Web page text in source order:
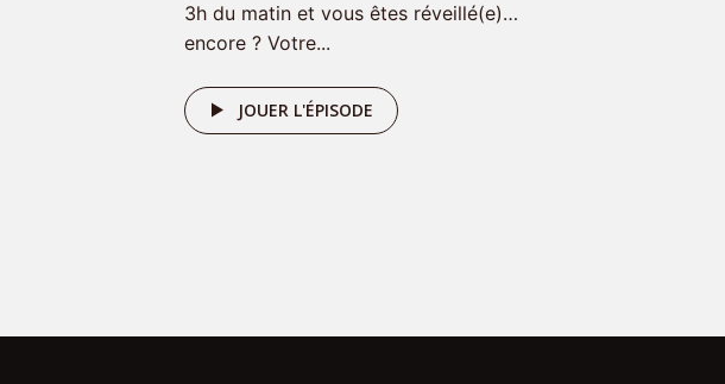
3h du matin et vous êtes réveillé(e)…
encore ? Votre...
JOUER L'ÉPISODE